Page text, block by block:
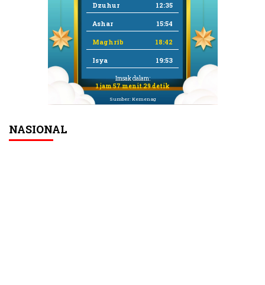
Dzuhur 12:35
Ashar 15:54
Maghrib 18:42
Isya 19:53
Imsak dalam:
1 jam 57 menit 29 detik
Sumber: Kemenag
NASIONAL